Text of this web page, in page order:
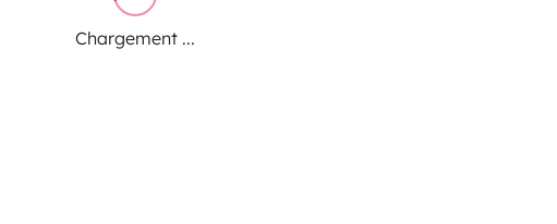
Chargement ...